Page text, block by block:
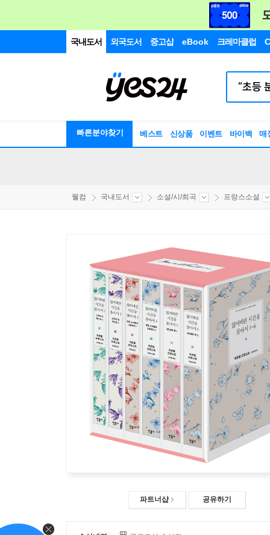
국내도서 외국도서 중고샵 eBook 크레마클럽
빠른분야찾기 베스트 신상품 이벤트 바이백 매
웰컴 국내도서 소설/시/희곡 프랑스소설
파트너샵 공유하기